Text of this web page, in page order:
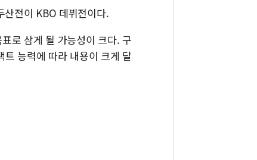
산전이 KBO 데뷔전이다.
로 삼게 될 가능성이 크다. 구
트 능력에 따라 내용이 크게 달